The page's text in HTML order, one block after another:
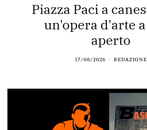
Piazza Paci a
un'opera d'arte
aperto
17/06/2026 REDAZIONE